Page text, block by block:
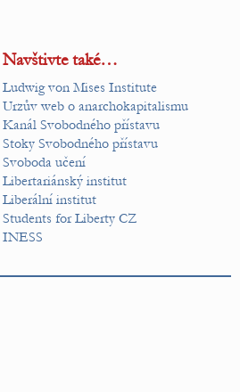
Navštivte také…
Ludwig von Mises Institute
Urzův web o anarchokapitalismu
Kanál Svobodného přístavu
Stoky Svobodného přístavu
Svoboda učení
Libertariánský institut
Liberální institut
Students for Liberty CZ
INESS